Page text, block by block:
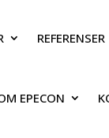
REFERENSER
EPECON